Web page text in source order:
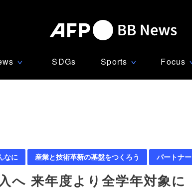
∨ SDGs Sports ∨ Focus
なに 産業と技術革新の基盤をつくろう パートナ
へ 来年度より全学年対象に